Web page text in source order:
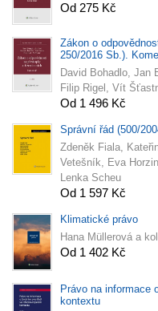
Od 275 Kč
Zákon o
250/2016 Sb.).
David Bohadlo, Jan
Filip Rigel, Vít
Od 1 496 Kč
Správní řád (500/
Zdeněk Fiala,
Vetešník, Eva
Lenka Scheu
Od 1 597 Kč
Klimatické právo
Hana Müllerová a
Od 1 402 Kč
Právo na informace
kontextu